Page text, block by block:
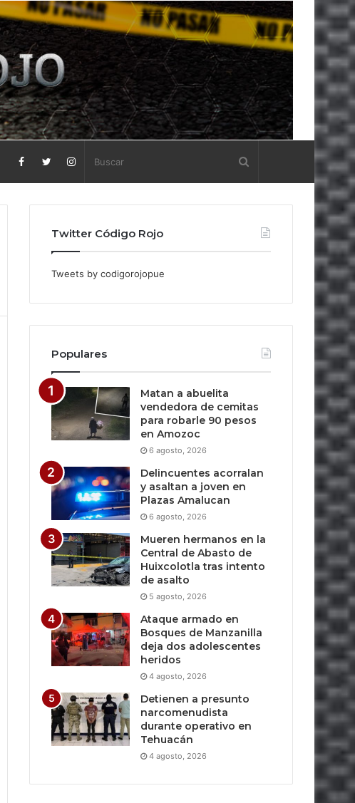
Twitter Código Rojo
Tweets by codigorojopue
Populares
Matan a abuelita
vendedora de cemitas
para robarle 90 pesos
en Amozoc
6 agosto, 2026
Delincuentes acorralan
y asaltan a joven en
Plazas Amalucan
6 agosto, 2026
Mueren hermanos en la
Central de Abasto de
Huixcolotla tras intento
de asalto
5 agosto, 2026
Ataque armado en
Bosques de Manzanilla
deja dos adolescentes
heridos
4 agosto, 2026
Detienen a presunto
narcomenudista
durante operativo en
Tehuacán
4 agosto, 2026